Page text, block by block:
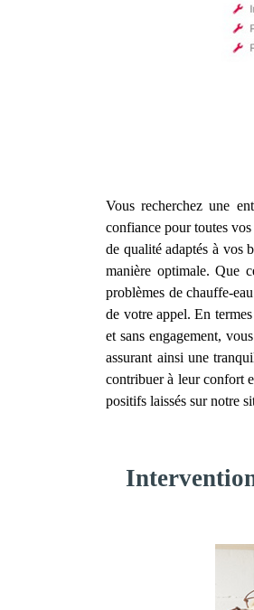
Vous recherchez une
confiance pour toutes
de qualité adaptés à vos
manière optimale. Que
problèmes de chauffe-
de votre appel. En
et sans engagement,
assurant ainsi une
contribuer à leur confort
positifs laissés sur notre